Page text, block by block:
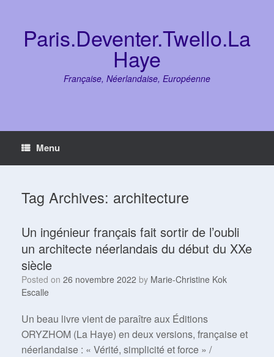
contentParis.Deventer.Twello.La
Haye
Française, Néerlandaise, Européenne
Menu
Tag Archives: architecture
Un ingénieur français fait sortir de l’oubli
un architecte néerlandais du début du XXe
siècle
Posted on 26 novembre 2022 by Marie-Christine Kok
Escalle
Un beau livre vient de paraître aux Éditions
ORYZHOM (La Haye) en deux versions, française et
néerlandaise : « Vérité, simplicité et force » /